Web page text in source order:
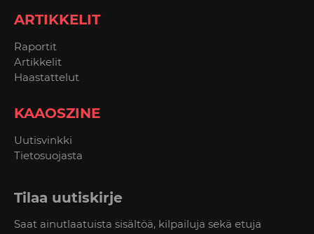
ARTIKKELIT
Raportit
Artikkelit
Haastattelut
KAAOSZINE
Uutisvinkki
Tietosuojasta
Tilaa uutiskirje
Saat ainutlaatuista sisältöä, kilpailuja sekä etuja